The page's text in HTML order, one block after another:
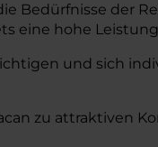
Bedürfnisse der
eine hohe
und sich
zu attraktiven